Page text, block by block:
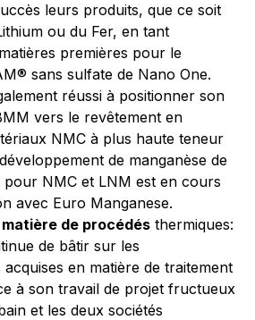
leurs produits, que ce soit
ou du Fer, en tant
premières pour le
sans sulfate de Nano One.
réussi à positionner son
vers le revêtement en
NMC à plus haute teneur
de manganèse de
pour NMC et LNM est en cours
avec Euro Manganese.
de procédés thermiques:
de bâtir sur les
en matière de traitement
à son travail de projet fructueux
et les deux sociétés